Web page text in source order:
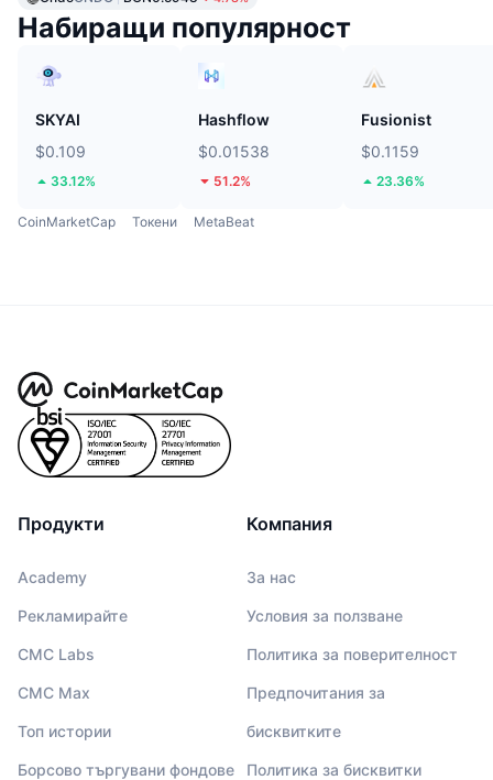
Набиращи популярност
SKYAI
$0.109
33.12%
Hashflow
$0.01538
51.2%
Fusionist
$0.1159
23.36%
CoinMarketCap Токени MetaBeat
Продукти
Academy
Рекламирайте
CMC Labs
CMC Max
Топ истории
Борсово търгувани фондове
Компания
За нас
Условия за ползване
Политика за поверителност
Предпочитания за
бисквитките
Политика за бисквитки